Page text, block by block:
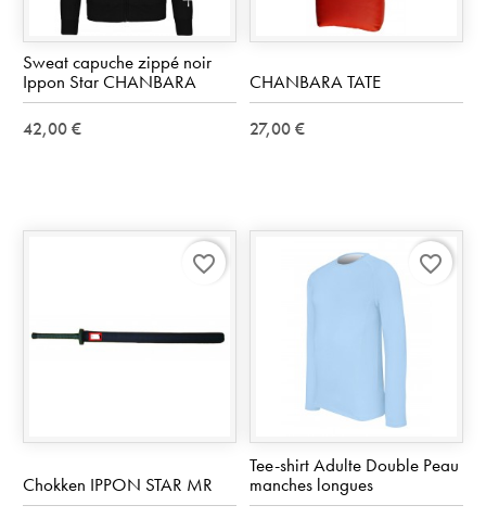
Sweat capuche zippé noir
Ippon Star CHANBARA
42,00 €
CHANBARA TATE
27,00 €
Chokken IPPON STAR MR
favorite_border
Tee-shirt Adulte Double Peau
manches longues
favorite_border